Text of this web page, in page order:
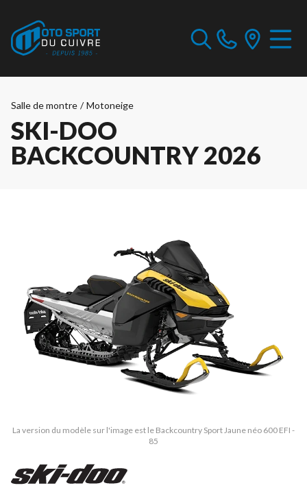
Salle de montre / Motoneige
SKI-DOO
BACKCOUNTRY 2026
La version du modèle sur l'image est le Backcountry Sport Jaune néo 600 EFI -
85